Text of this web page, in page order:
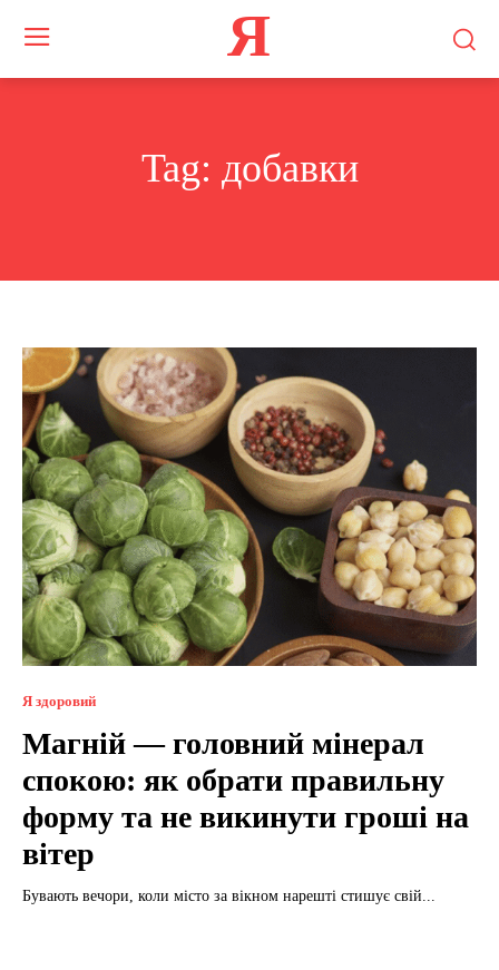
Я
Tag: добавки
Я здоровий
Магній — головний мінерал
спокою: як обрати правильну
форму та не викинути гроші на
вітер
Бувають вечори, коли місто за вікном нарешті стишує свій...